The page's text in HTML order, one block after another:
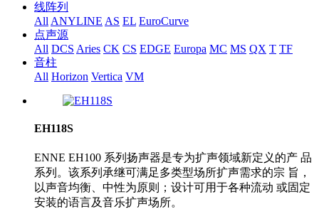
线阵列
All ANYLINE AS EL EuroCurve
点声源
All DCS Aries CK CS EDGE Europa MC MS QX T TF
音柱
All Horizon Vertica VM
EH118S
ENNE EH100 系列扬声器是专为扩声领域新定义的产 品
系列。该系列承继可满足多类型场所扩声需求的宗 旨，
以声音均衡、中性为原则；设计可用于各种流动 或固定
安装的语言及音乐扩声场所。